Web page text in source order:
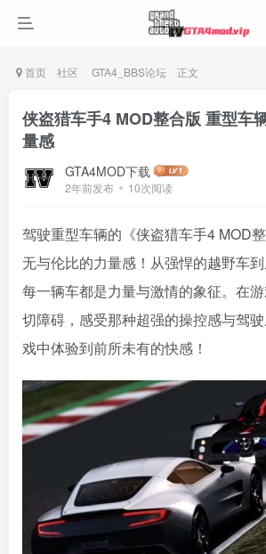
首页 社区 GTA4_BBS论坛 正文
侠盗猎车手4 MOD整合版 重型车
量感
GTA4MOD下载
2年前发布 10次阅读
驾驶重型车辆的《侠盗猎车手4 MOD
无与伦比的力量感！从强悍的越野车到
每一辆车都是力量与激情的象征。在
切障碍，感受那种超强的操控感与驾
戏中体验到前所未有的快感！